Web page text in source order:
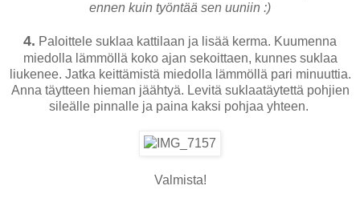
ennen kuin työntää sen uuniin :)
4. Paloittele suklaa kattilaan ja lisää kerma. Kuumenna
miedolla lämmöllä koko ajan sekoittaen, kunnes suklaa
liukenee. Jatka keittämistä miedolla lämmöllä pari minuuttia.
Anna täytteen hieman jäähtyä. Levitä suklaatäytettä pohjien
sileälle pinnalle ja paina kaksi pohjaa yhteen.
Valmista!